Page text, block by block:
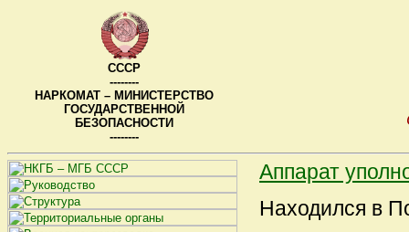
СССР
--------
НАРКОМАТ – МИНИСТЕРСТВО
ГОСУДАРСТВЕННОЙ
БЕЗОПАСНОСТИ
--------
Аппарат
Находился в